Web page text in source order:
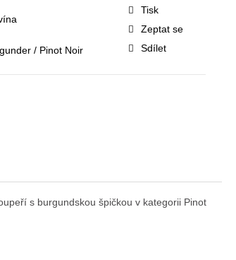
/ Pinot Noir
Tisk
Zeptat se
Sdílet
s burgundskou špičkou v kategorii Pinot